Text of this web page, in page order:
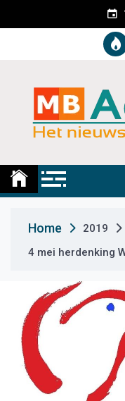
e
t
Home 2019
4 mei herdenking